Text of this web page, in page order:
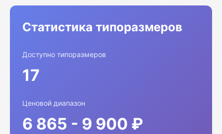
Статистика типоразмеров
Доступно типоразмеров
17
Ценовой диапазон
6 865 - 9 900 ₽